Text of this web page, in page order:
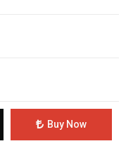
Buy Now